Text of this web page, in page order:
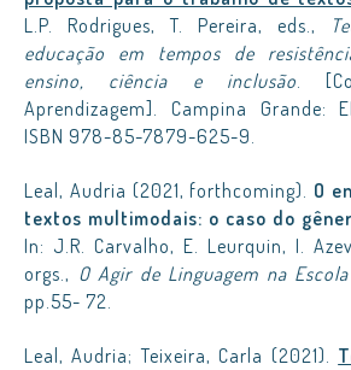
L.P. Rodrigues, T. Pereira, eds.,
educação em tempos de
ensino, ciência e inclusão.
Aprendizagem]. Campina Grande:
ISBN 978-85-7879-625-9.
Leal, Audria (2021, forthcoming). O
textos multimodais: o caso do
In: J.R. Carvalho, E. Leurquin, I.
orgs., O Agir de Linguagem na
pp.55- 72.
Leal, Audria; Teixeira, Carla (2021).